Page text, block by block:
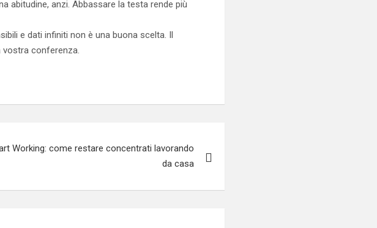
abitudine, anzi. Abbassare la testa rende più
e dati infiniti non è una buona scelta. Il
vostra conferenza.
Working: come restare concentrati lavorando
da casa